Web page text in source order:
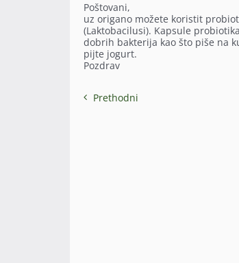
Poštovani,
uz origano možete koristit
(Laktobacilusi). Kapsule
dobrih bakterija kao što piše na
pijte jogurt.
Pozdrav
Prethodni